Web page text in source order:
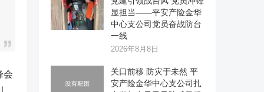
会
显担当——平安产险金华
中心支公司党员奋战防台
一线
2026年8月8日
关口前移 防灾于未然 平
安产险金华中心支公司扎